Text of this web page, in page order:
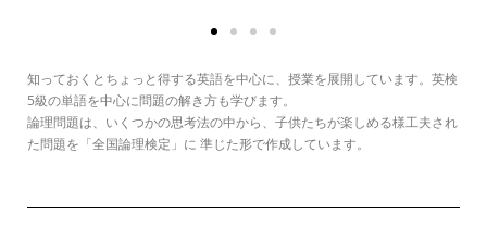
知っておくとちょっと得する英語を中心に、授業を展開しています。英検
5級の単語を中心に問題の解き方も学びます。
論理問題は、いくつかの思考法の中から、子供たちが楽しめる様工夫され
た問題を「全国論理検定」に 準じた形で作成しています。